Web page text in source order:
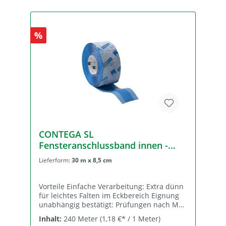
hellblau / dunkelblau Dicke 1,3 mm sd-
Wert DIN EN 1849-2 2,3 m Anforderung
Verklebung un-/gealtert DIN 4108-11
Anhangdokument 3.1.3 erfüllt
Verarbeitungstemperatur ab -10 °C
Temperaturbeständigkeit dauerhaft -40 °C
%
CONTEGA SL
Fensteranschlussband innen -
Kartonpreis (8 Rollen/Karton)
Lieferform:30 m x 8,5 cm
Vorteile Einfache Verarbeitung: Extra dünn
für leichtes Falten im Eckbereich Eignung
unabhängig bestätigt: Prüfungen nach MO-
01/1 am ift Rosenheim bestanden Sichere
Anschlussfugen in Verbindung mit
Inhalt: 240 Meter (1,18 €* / 1 Meter)